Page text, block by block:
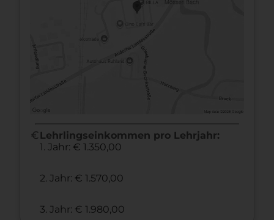
euro Lehrlingseinkommen pro Lehrjahr:
1. Jahr: € 1.350,00
2. Jahr: € 1.570,00
3. Jahr: € 1.980,00